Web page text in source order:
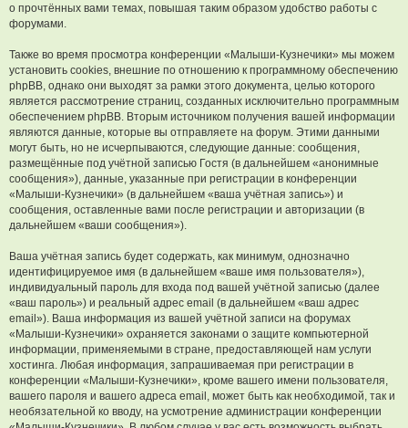
о прочтённых вами темах, повышая таким образом удобство работы с
форумами.
Также во время просмотра конференции «Малыши-Кузнечики» мы можем
установить cookies, внешние по отношению к программному обеспечению
phpBB, однако они выходят за рамки этого документа, целью которого
является рассмотрение страниц, созданных исключительно программным
обеспечением phpBB. Вторым источником получения вашей информации
являются данные, которые вы отправляете на форум. Этими данными
могут быть, но не исчерпываются, следующие данные: сообщения,
размещённые под учётной записью Гостя (в дальнейшем «анонимные
сообщения»), данные, указанные при регистрации в конференции
«Малыши-Кузнечики» (в дальнейшем «ваша учётная запись») и
сообщения, оставленные вами после регистрации и авторизации (в
дальнейшем «ваши сообщения»).
Ваша учётная запись будет содержать, как минимум, однозначно
идентифицируемое имя (в дальнейшем «ваше имя пользователя»),
индивидуальный пароль для входа под вашей учётной записью (далее
«ваш пароль») и реальный адрес email (в дальнейшем «ваш адрес
email»). Ваша информация из вашей учётной записи на форумах
«Малыши-Кузнечики» охраняется законами о защите компьютерной
информации, применяемыми в стране, предоставляющей нам услуги
хостинга. Любая информация, запрашиваемая при регистрации в
конференции «Малыши-Кузнечики», кроме вашего имени пользователя,
вашего пароля и вашего адреса email, может быть как необходимой, так и
необязательной ко вводу, на усмотрение администрации конференции